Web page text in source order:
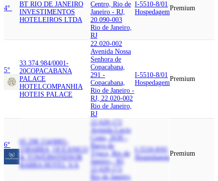
4°
BT RIO DE JANEIRO
INVESTIMENTOS
HOTELEIROS LTDA
Centro, Rio de
Janeiro - RJ,
20.090-003
Rio de Janeiro,
RJ
I-5510-8/01
Hospedagem
Premium
5°
33.374.984/0001-
20COPACABANA
PALACE
HOTELCOMPANHIA
HOTEIS PALACE
22.020-002
Avenida Nossa
Senhora de
Copacabana,
291 -
Copacabana,
Rio de Janeiro -
RJ, 22.020-002
Rio de Janeiro,
RJ
I-5510-8/01
Hospedagem
Premium
6°
05.298.154/0001-
BARRA, OCEANICO
& TOWERWINDSOR
BARRA HOTEL S/A
22.620-172
Avenida Lucio
Costa, 2630 -
Barra da
Tijuca, Rio de
Janeiro - RJ,
22.620-172
Rio de Janeiro,
I-5510-8/01
Hospedagem
Premium